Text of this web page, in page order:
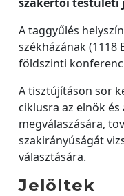
A taggyűlés
székházának (1118
földszinti
A tisztújításon sor
ciklusra az elnök
megválaszására,
szakirányúságát
választására.
Jelöltek